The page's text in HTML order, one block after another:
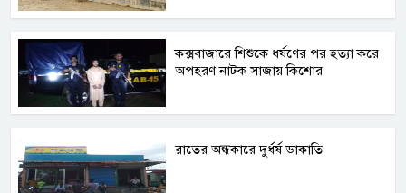
কক্সবাজারে শিশুকে ধর্ষণের পর হত্যা করে
অপহরণ নাটক সাজায় কিশোর
রাতের অন্ধকারে দুর্ধর্ষ ডাকাতি